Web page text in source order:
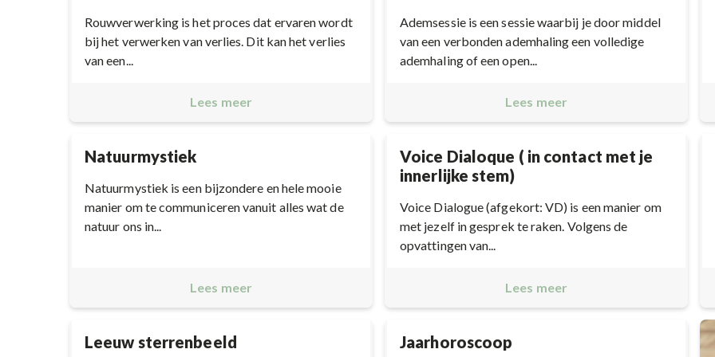
Rouwverwerking is het proces dat ervaren wordt
bij het verwerken van verlies. Dit kan het verlies
van een...
Lees meer
Ademsessie is een sessie waarbij je door middel
van een verbonden ademhaling een volledige
ademhaling of een open...
Lees meer
Natuurmystiek
Natuurmystiek is een bijzondere en hele mooie
manier om te communiceren vanuit alles wat de
natuur ons in...
Lees meer
Voice Dialoque ( in contact met je
innerlijke stem)
Voice Dialogue (afgekort: VD) is een manier om
met jezelf in gesprek te raken. Volgens de
opvattingen van...
Lees meer
Leeuw sterrenbeeld Jaarhoroscoop